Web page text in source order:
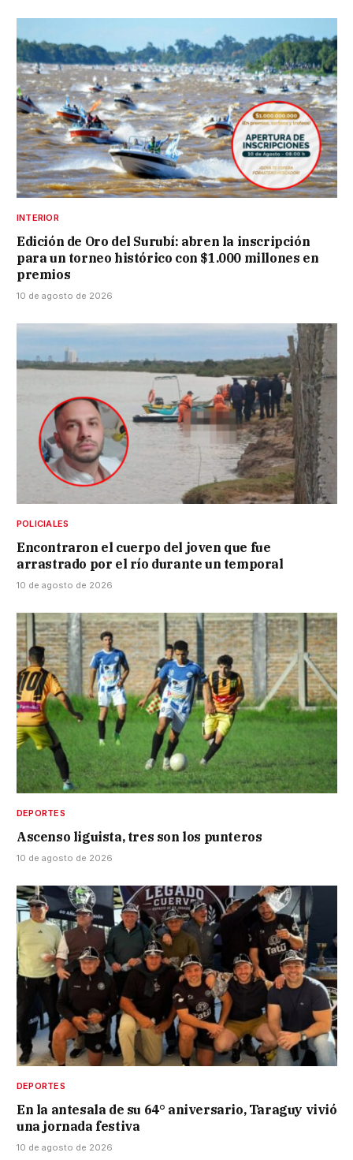
INTERIOR
Edición de Oro del Surubí: abren la inscripción
para un torneo histórico con $1.000 millones en
premios
10 de agosto de 2026
POLICIALES
Encontraron el cuerpo del joven que fue
arrastrado por el río durante un temporal
10 de agosto de 2026
DEPORTES
Ascenso liguista, tres son los punteros
10 de agosto de 2026
DEPORTES
En la antesala de su 64° aniversario, Taraguy vivió
una jornada festiva
10 de agosto de 2026